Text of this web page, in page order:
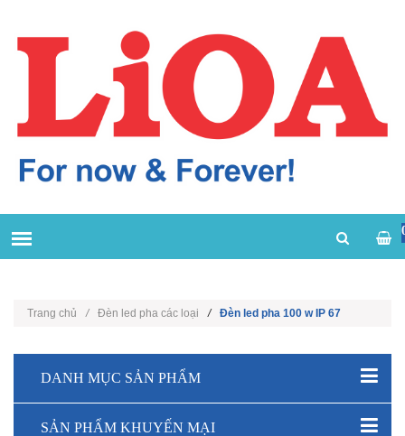
Trang chủ / Đèn led pha các loại / Đèn led pha 100 w IP 67
DANH MỤC SẢN PHẨM
SẢN PHẨM KHUYẾN MẠI